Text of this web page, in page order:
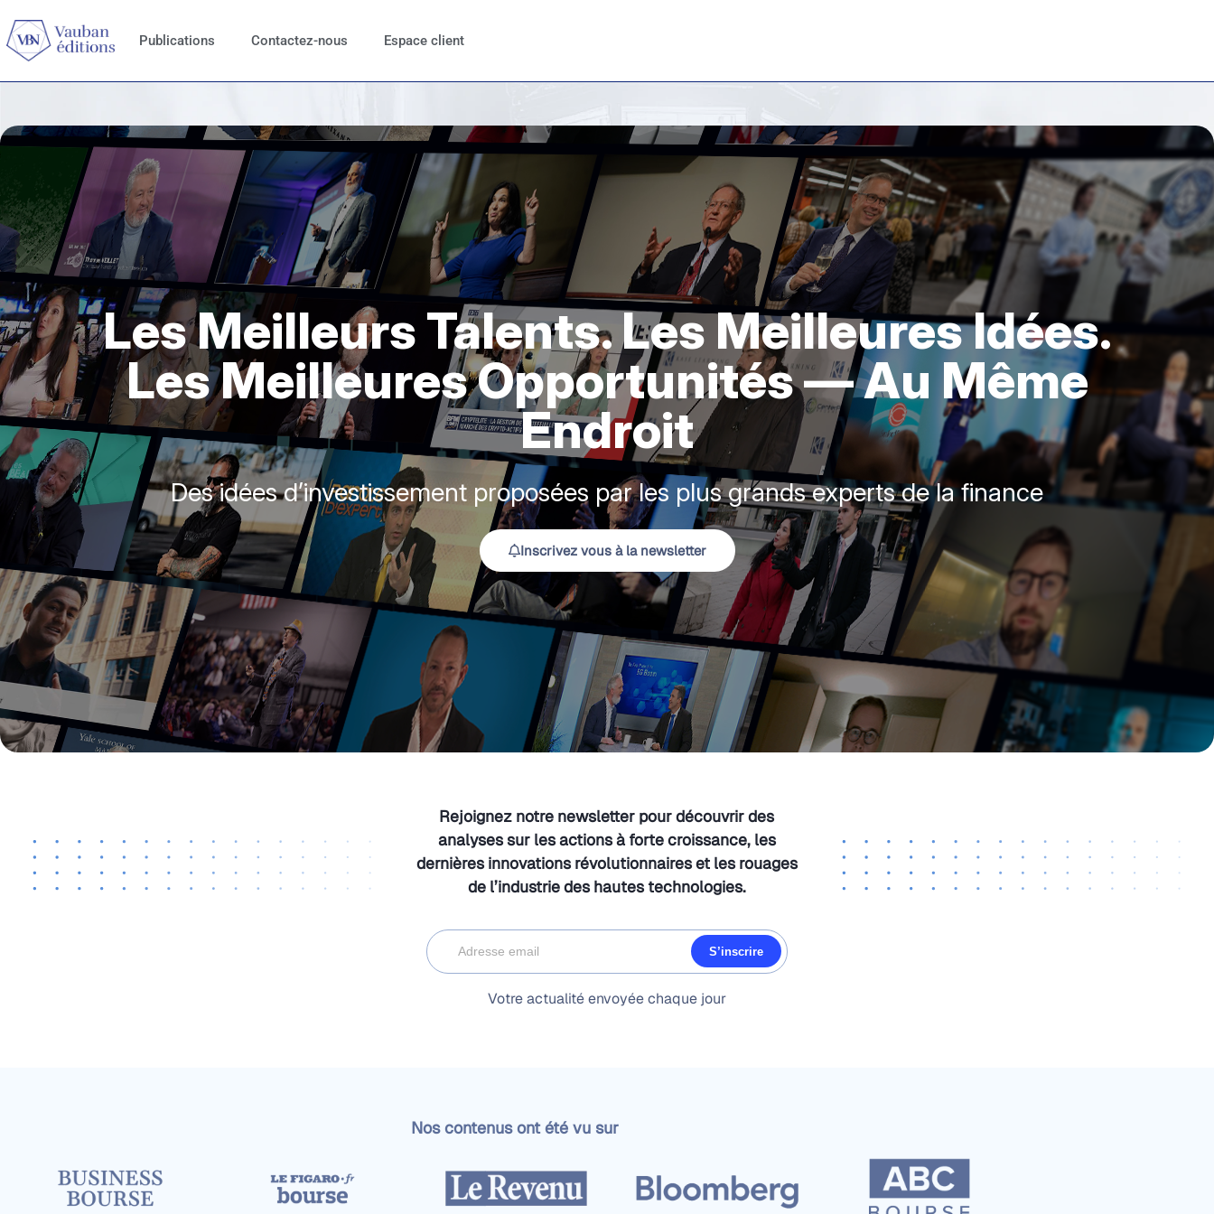
Publications Contactez-nous Espace client
Les Meilleurs Talents. Les Meilleures Idées.
Les Meilleures Opportunités — Au Même
Endroit
Des idées d’investissement proposées par les plus grands experts de la finance
Inscrivez vous à la newsletter
Rejoignez notre newsletter pour découvrir des
analyses sur les actions à forte croissance, les
dernières innovations révolutionnaires et les rouages
de l’industrie des hautes technologies.
S’inscrire
Votre actualité envoyée chaque jour
Nos contenus ont été vu sur